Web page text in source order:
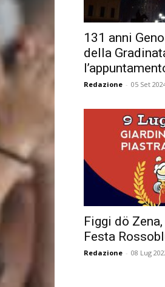
131 anni
della
Redazione - 05 Set
Figgi dö
Festa
Redazione - 08 Lug